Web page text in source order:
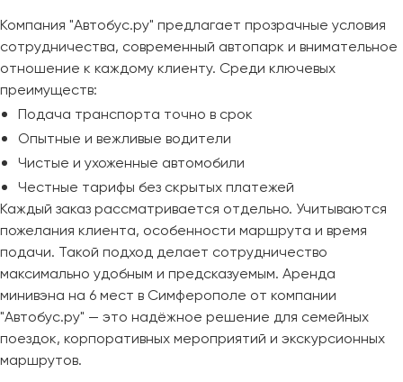
Компания "Автобус.ру" предлагает прозрачные условия
сотрудничества, современный автопарк и внимательное
отношение к каждому клиенту. Среди ключевых
преимуществ:
Подача транспорта точно в срок
Опытные и вежливые водители
Чистые и ухоженные автомобили
Честные тарифы без скрытых платежей
Каждый заказ рассматривается отдельно. Учитываются
пожелания клиента, особенности маршрута и время
подачи. Такой подход делает сотрудничество
максимально удобным и предсказуемым. Аренда
минивэна на 6 мест в Симферополе от компании
"Автобус.ру" — это надёжное решение для семейных
поездок, корпоративных мероприятий и экскурсионных
маршрутов.